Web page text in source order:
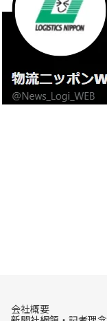
会社概要